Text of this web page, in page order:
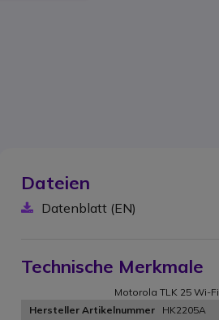
Dateien
Datenblatt (EN)
Technische Merkmale
Motorola TLK 25 Wi-Fi
Hersteller Artikelnummer
HK2205A